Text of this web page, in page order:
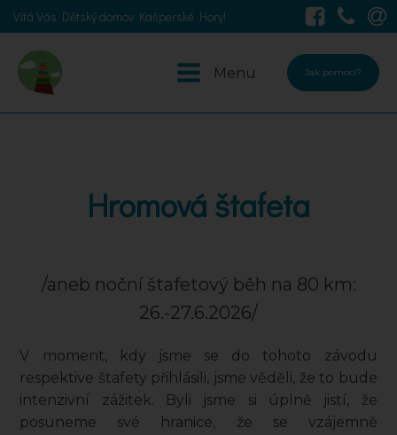
Vítá Vás Dětský domov Kašperské Hory!
Menu Jak pomoci?
Hromová štafeta
/aneb noční štafetový běh na 80 km:
26.-27.6.2026/
V moment, kdy jsme se do tohoto závodu
respektive štafety přihlásili, jsme věděli, že to bude
intenzivní zážitek. Byli jsme si úplně jistí, že
posuneme své hranice, že se vzájemně